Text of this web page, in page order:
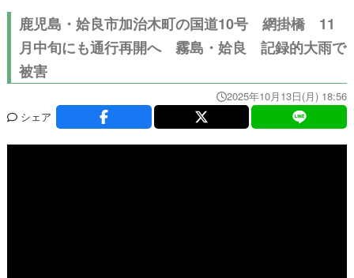
鹿児島・姶良市加治木町の国道10号 網掛橋 11
月中旬にも通行再開へ 霧島・姶良 記録的大雨で
被害
2025年10月13日(月) 18:56
シェア